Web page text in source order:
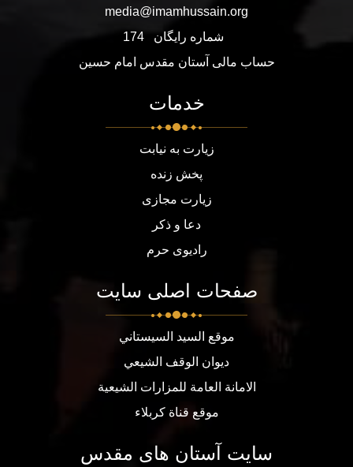
media@imamhussain.org
شماره رایگان
174
حساب مالی آستان مقدس امام حسین
خدمات
زیارت به نیابت
پخش زنده
زیارت مجازی
دعا و ذکر
رادیوی حرم
صفحات اصلی سایت
موقع السيد السيستاني
ديوان الوقف الشيعي
الامانة العامة للمزارات الشيعية
موقع قناة كربلاء
سایت آستان های مقدس